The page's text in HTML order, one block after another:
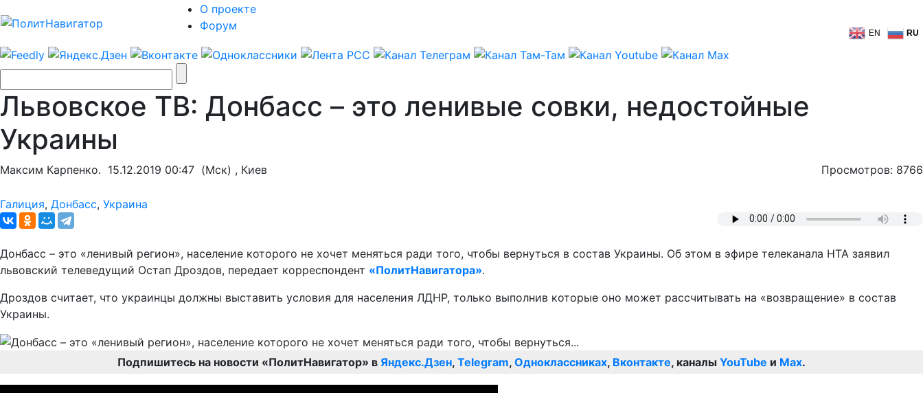
О проекте
Форум
EN RU
Львовское ТВ: Донбасс – это ленивые совки, недостойные
Украины
Максим Карпенко. 15.12.2019 00:47 (Мск) , Киев Просмотров: 8766
Галиция, Донбасс, Украина
Донбасс – это «ленивый регион», население которого не хочет меняться ради того, чтобы вернуться в состав Украины. Об этом в эфире телеканала НТА заявил
львовский телеведущий Остап Дроздов, передает корреспондент «ПолитНавигатора».
Дроздов считает, что украинцы должны выставить условия для населения ЛДНР, только выполнив которые оно может рассчитывать на «возвращение» в состав
Украины.
Подпишитесь на новости «ПолитНавигатор» в Яндекс.Дзен, Telegram, Одноклассниках, Вконтакте, каналы YouTube и Max.